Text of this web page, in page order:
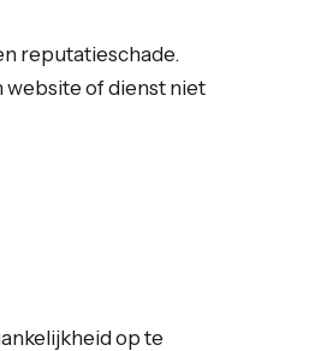
reputatieschade.
website of dienst niet
op te